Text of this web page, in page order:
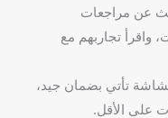
عن مراجعات
واقرأ تجاربهم مع
تأتي بضمان جيد،
على الأقل.